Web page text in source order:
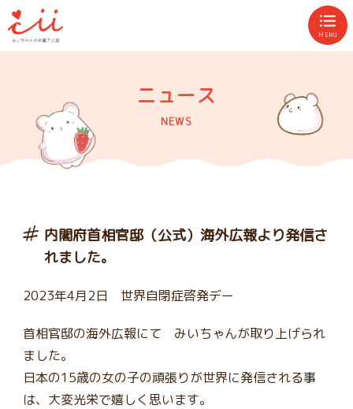
MENU
ニュース
NEWS
内閣府首相官邸（公式）海外広報より発信さ
れました。
2023年4月2日 世界自閉症啓発デー
首相官邸の海外広報にて みいちゃんが取り上げられ
ました。
日本の15歳の女の子の頑張りが世界に発信される事
は、大変光栄で嬉しく思います。